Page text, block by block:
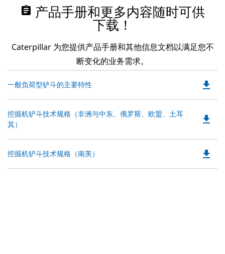
assignment 产品手册和更多内容随时可供
下载！
Caterpillar 为您提供产品手册和其他信息文档以满足您不
断变化的业务需求。
一般负荷型铲斗的主要特性 file_download
挖掘机铲斗技术规格（非洲与中东、俄罗斯、欧盟、土耳
其）
file_download
挖掘机铲斗技术规格（南美） file_download